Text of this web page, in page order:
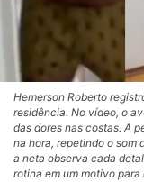
Hemerson Roberto
residência. No vídeo, o
das dores nas costas. A
na hora, repetindo o som
a neta observa cada
rotina em um motivo